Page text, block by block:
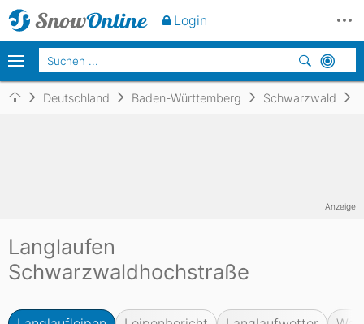
Deutschland Baden-Württemberg Schwarzwald
Langlaufen
Schwarzwaldhochstraße
Anzeige
Login